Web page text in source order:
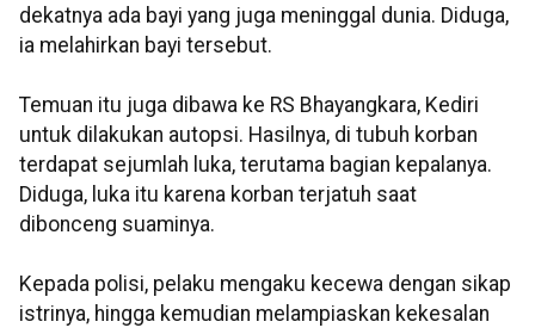
dekatnya ada bayi yang juga meninggal dunia. Diduga,
ia melahirkan bayi tersebut.
Temuan itu juga dibawa ke RS Bhayangkara, Kediri
untuk dilakukan autopsi. Hasilnya, di tubuh korban
terdapat sejumlah luka, terutama bagian kepalanya.
Diduga, luka itu karena korban terjatuh saat
dibonceng suaminya.
Kepada polisi, pelaku mengaku kecewa dengan sikap
istrinya, hingga kemudian melampiaskan kekesalan